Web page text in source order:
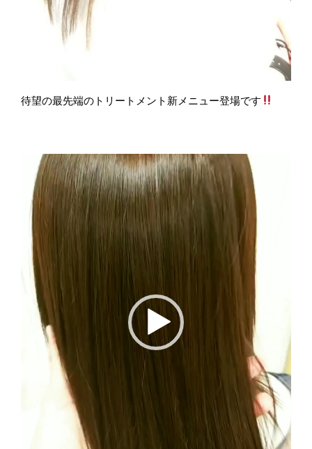
待望の最先端のトリートメント新メニュー登場です
レ
ー